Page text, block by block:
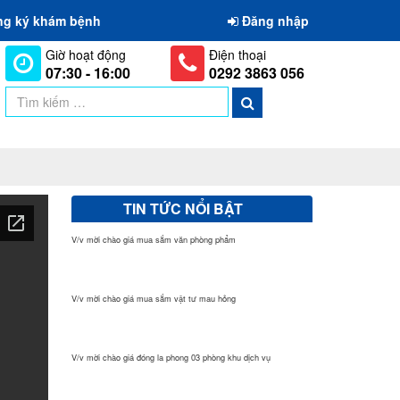
ký khám bệnh
Đăng nhập
Giờ hoạt động
07:30 - 16:00
Điện thoại
0292 3863 056
TIN TỨC NỔI BẬT
V/v mời chào giá mua sắm văn phòng phẩm
V/v mời chào giá mua sắm vật tư mau hỏng
V/v mời chào giá đóng la phong 03 phòng khu dịch vụ